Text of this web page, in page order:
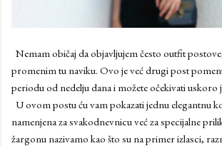
Nemam običaj da objavljujem često outfit
promenim tu naviku. Ovo je već drugi post
periodu od nedelju dana i možete očekivati uskoro
U ovom postu ću vam pokazati jednu elegantnu
namenjena za svakodnevnicu već za specijalne
žargonu nazivamo kao što su na primer izlasci,